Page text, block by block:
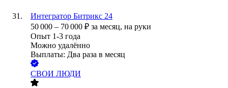
Интегратор Битрикс 24
50 000 – 70 000 ₽ за месяц, на руки
Опыт 1-3 года
Можно удалённо
Выплаты: Два раза в месяц
СВОИ ЛЮДИ